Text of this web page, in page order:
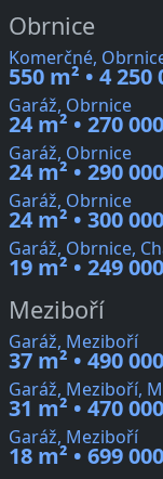
Obrnice
Komerčné,
550 m² • 4 250
Garáž, Obrnice
24 m² • 270
Garáž, Obrnice
24 m² • 290
Garáž, Obrnice
24 m² • 300
Garáž, Obrnice,
19 m² • 249
Meziboří
Garáž, Meziboří
37 m² • 490
Garáž, Meziboří,
31 m² • 470
Garáž, Meziboří
18 m² • 699